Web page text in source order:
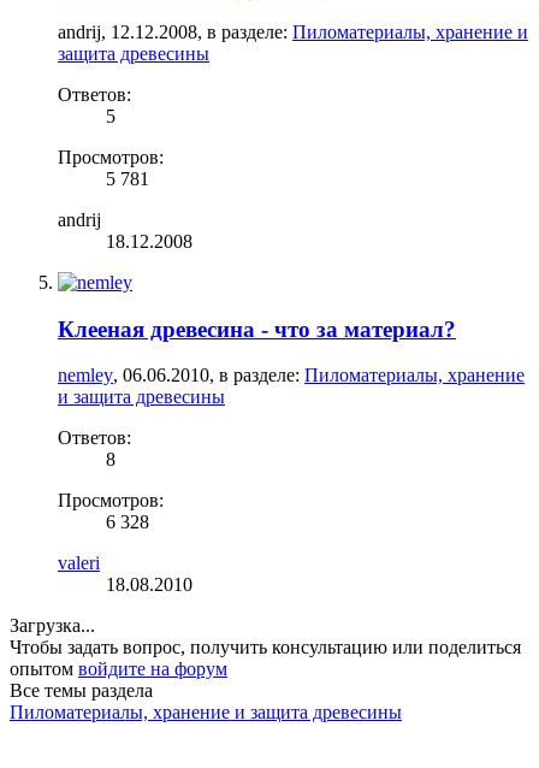
andrij, 12.12.2008, в разделе: Пиломатериалы, хранение и
защита древесины
Ответов:
5
Просмотров:
5 781
andrij
18.12.2008
Клееная древесина - что за материал?
nemley, 06.06.2010, в разделе: Пиломатериалы, хранение
и защита древесины
Ответов:
8
Просмотров:
6 328
valeri
18.08.2010
Загрузка...
Чтобы задать вопрос, получить консультацию или поделиться
опытом войдите на форум
Все темы раздела
Пиломатериалы, хранение и защита древесины